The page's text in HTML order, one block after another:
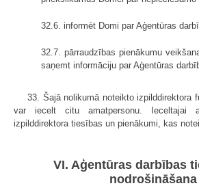
32.6. informēt Domi par Aģentūras
32.7. pārraudzības pienākumu
saņemt informāciju par Aģentūras
33. Šajā nolikumā noteikto izpilddirektora
var iecelt citu amatpersonu. Ieceltajai
izpilddirektora tiesības un pienākumi, kas
VI. Aģentūras darbības
nodrošināšana